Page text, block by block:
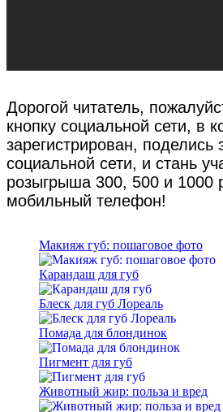
Дорогой читатель,
кнопку социальной сети, в
зарегистрирован, поделись
социальной сети, и стань
розыгрыша 300, 500 и 1000
мобильный телефон!
Макияж губ: пошаговое фото
Карандаш для губ
Блеск для губ Лореаль
Помада для блондинок
Пигмент для губ
Животный жир: польза и вред